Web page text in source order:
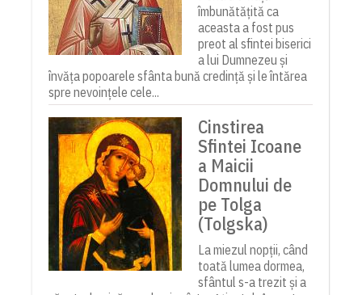
îmbunătățită ca
aceasta a fost pus
preot al sfintei biserici
a lui Dumnezeu și
învăța popoarele sfânta bună credință și le întărea
spre nevoințele cele...
Cinstirea
Sfintei Icoane
a Maicii
Domnului de
pe Tolga
(Tolgska)
La miezul nopții, când
toată lumea dormea,
sfântul s-a trezit și a